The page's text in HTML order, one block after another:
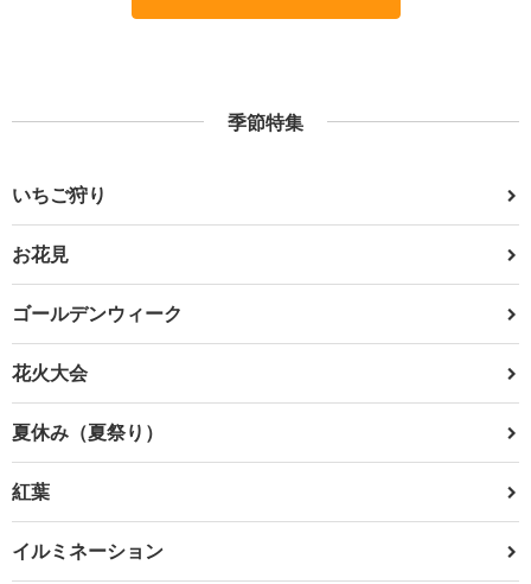
季節特集
いちご狩り
お花見
ゴールデンウィーク
花火大会
夏休み（夏祭り）
紅葉
イルミネーション